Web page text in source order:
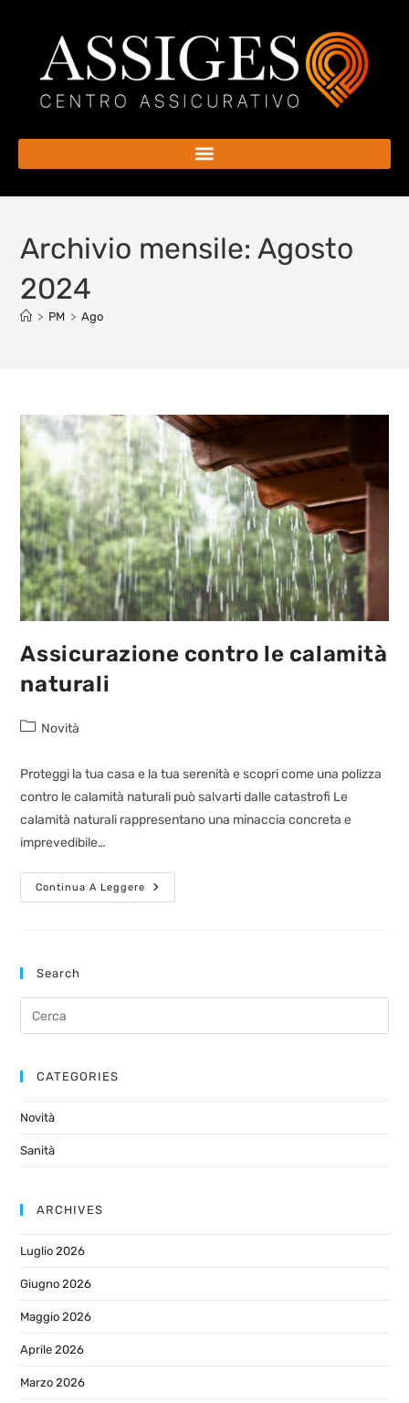
Archivio mensile: Agosto
2024
> PM > Ago
Assicurazione contro le calamità
naturali
Novità
Proteggi la tua casa e la tua serenità e scopri come una polizza
contro le calamità naturali può salvarti dalle catastrofi Le
calamità naturali rappresentano una minaccia concreta e
imprevedibile…
Continua A Leggere
Search
CATEGORIES
Novità
Sanità
ARCHIVES
Luglio 2026
Giugno 2026
Maggio 2026
Aprile 2026
Marzo 2026